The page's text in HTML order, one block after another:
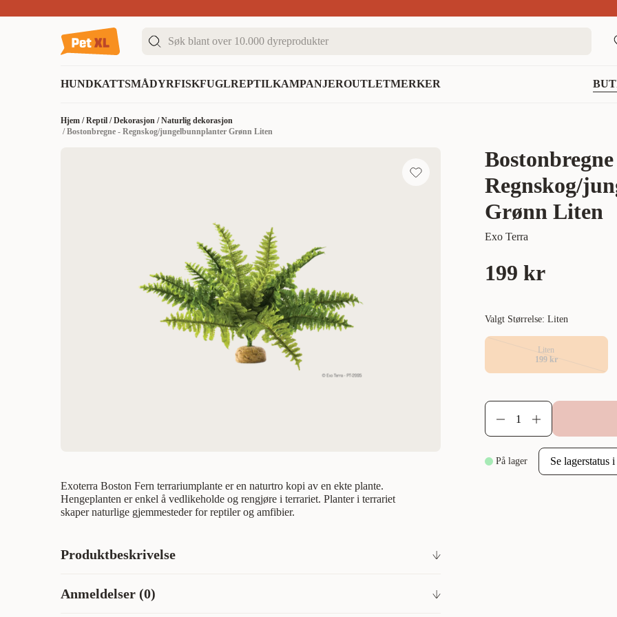
HUNDKATTSMÅDYRFISKFUGLREPTILKAMPANJEROUTLETMERKER
Hjem /Reptil /Dekorasjon /Naturlig dekorasjon
/Bostonbregne - Regnskog/jungelbunnplanter Grønn Liten
Exoterra Boston Fern terrariumplante er en naturtro kopi av en ekte plante.
Hengeplanten er enkel å vedlikeholde og rengjøre i terrariet. Planter i terrariet
skaper naturlige gjemmesteder for reptiler og amfibier.
Produktbeskrivelse
Fern er enkel å rengjøre og vedlikeholde. Planter i terrarier skaper naturlige
Anmeldelser (0)
Regnskog/
Grønn Liten
Exo Terra
199 kr
Valgt Størrelse: Liten
Liten
199 kr
På lager